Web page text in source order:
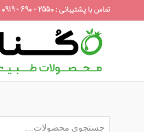
تماس با پشتیبانی : 2550 - 690 - 0919